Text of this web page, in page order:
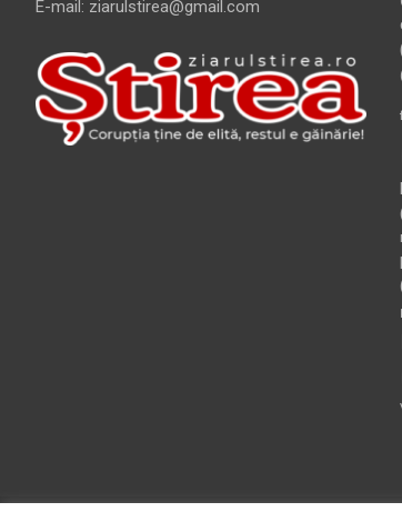
E-mail: ziarulstirea@gmail.com